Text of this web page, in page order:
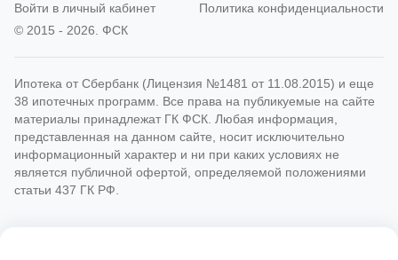
© 2015 - 2026. ФСК
Политика конфиденциальности
Ипотека от Сбербанк (Лицензия №1481 от 11.08.2015) и еще
38 ипотечных программ. Все права на публикуемые на сайте
материалы принадлежат ГК ФСК. Любая информация,
представленная на данном сайте, носит исключительно
информационный характер и ни при каких условиях не
является публичной офертой, определяемой положениями
статьи 437 ГК РФ.
Войти в личный кабинет